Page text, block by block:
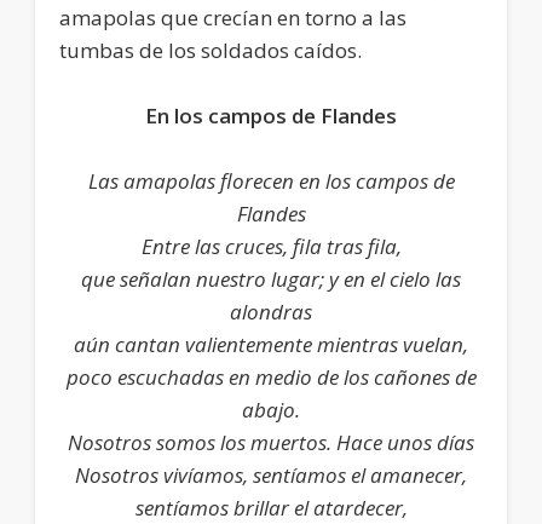
amapolas que crecían en torno a las
tumbas de los soldados caídos.
En los campos de Flandes
Las amapolas florecen en los campos de
Flandes
Entre las cruces, fila tras fila,
que señalan nuestro lugar; y en el cielo las
alondras
aún cantan valientemente mientras vuelan,
poco escuchadas en medio de los cañones de
abajo.
Nosotros somos los muertos. Hace unos días
Nosotros vivíamos, sentíamos el amanecer,
sentíamos brillar el atardecer,